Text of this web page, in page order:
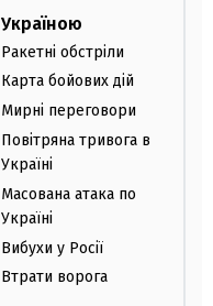
Україною
Ракетні обстріли
Карта бойових дій
Мирні переговори
Повітряна тривога в
Україні
Масована атака по
Україні
Вибухи у Росії
Втрати ворога